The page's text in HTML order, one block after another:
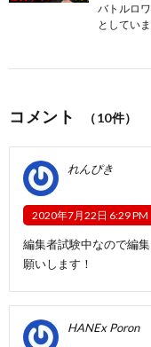
バトルロ
としてい
コメント （10件）
れんぴき
2020年7月22日 6:29 PM
編集者試験中なので編
願いします！
HANEx Poron